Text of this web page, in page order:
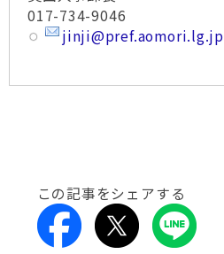
017-734-9046
jinji@pref.aomori.lg.jp
この記事をシェアする